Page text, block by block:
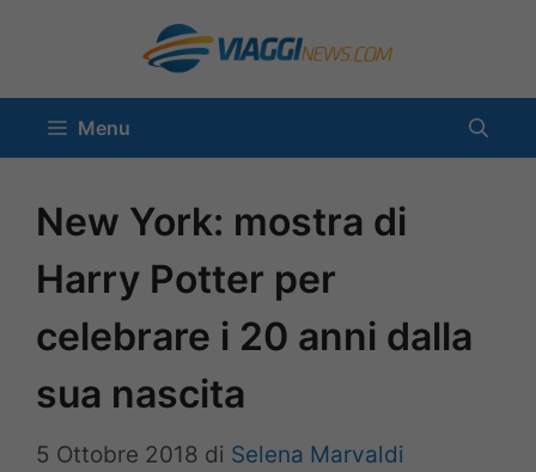
contenuto
Menu
New York: mostra di
Harry Potter per
celebrare i 20 anni dalla
sua nascita
5 Ottobre 2018 di Selena Marvaldi